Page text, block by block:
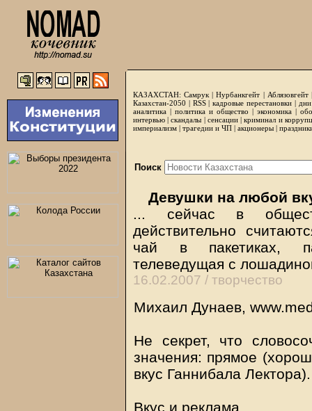
КАЗАХСТАН: Самрук |Нурбанкгейт | Аблязовгейт
Казахстан-2050 | RSS|кадровые перестановки|
аналитика | политика и общество | экономика |
интервью |скандалы | сенсации|криминал и
империализм | трагедии и ЧП | акционеры |
Поиск
Девушки на любой
... сейчас в
действительно
чай в пакетиках,
телеведущая с
16.02.2007 / творчество
Михаил Дунаев,
Не секрет, что
значения: прямое
вкус Ганнибала Лектора).
Вкус и реклама